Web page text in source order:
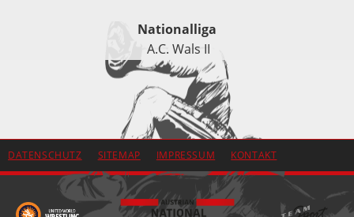
Nationalliga
A.C. Wals II
DATENSCHUTZ SITEMAP IMPRESSUM KONTAKT